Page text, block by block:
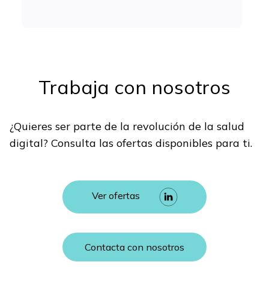
Trabaja con nosotros
¿Quieres ser parte de la revolución de la salud
digital? Consulta las ofertas disponibles para ti.
Ver ofertas
Contacta con nosotros